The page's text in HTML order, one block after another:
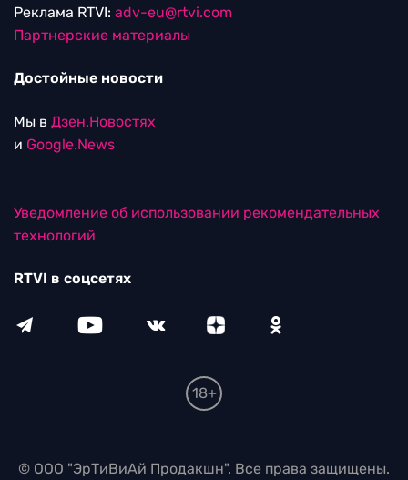
Реклама RTVI: adv-eu@rtvi.com
Партнерские материалы
Достойные новости
Мы в Дзен.Новостях
и Google.News
Уведомление об использовании рекомендательных
технологий
RTVI в соцсетях
18+
© ООО "ЭрТиВиАй Продакшн". Все права защищены.